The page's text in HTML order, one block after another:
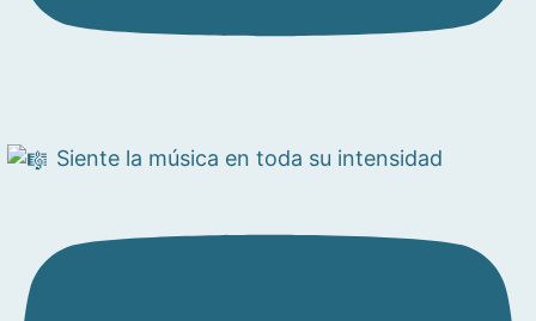
Siente la música en toda su intensidad